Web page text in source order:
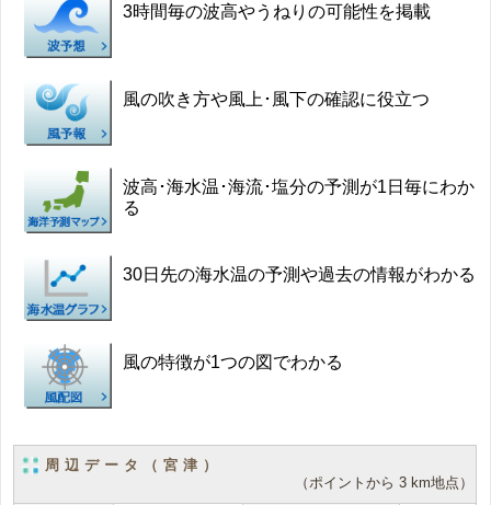
3時間毎の波高やうねりの可能性を掲載
風の吹き方や風上･風下の確認に役立つ
波高･海水温･海流･塩分の予測が1日毎にわか
る
30日先の海水温の予測や過去の情報がわかる
風の特徴が1つの図でわかる
周辺データ（宮津）
（ポイントから 3 km地点）